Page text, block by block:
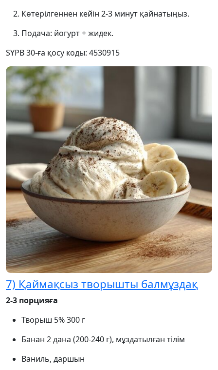
Көтерілгеннен кейін 2-3 минут қайнатыңыз.
Подача: йогурт + жидек.
SYPB 30-ға қосу коды: 4530915
7) Қаймақсыз творышты балмұздақ
2-3 порцияға
Творыш 5% 300 г
Банан 2 дана (200-240 г), мұздатылған тілім
Ваниль, даршын